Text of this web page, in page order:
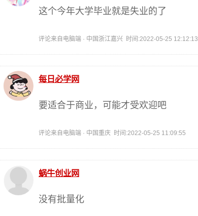
这个今年大学毕业就是失业的了
评论来自电脑端 · 中国浙江嘉兴 时间:2022-05-25 12:12:13
每日必学网
要适合于商业，可能才受欢迎吧
评论来自电脑端 · 中国重庆 时间:2022-05-25 11:09:55
蜗牛创业网
没有批量化